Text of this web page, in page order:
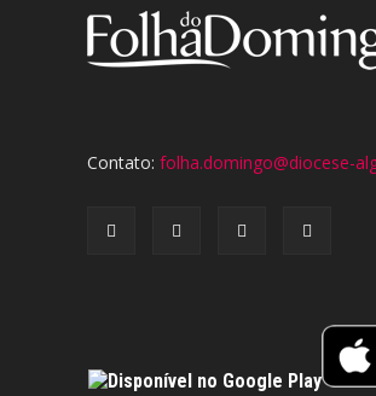
Contato: folha.domingo@diocese-